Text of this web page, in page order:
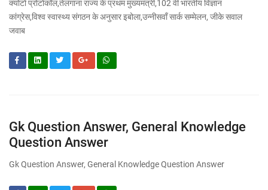
क्योटो प्रोटोकॉल,तेलंगाना राज्य के प्रथम मुख्यमंत्री,102 वी भारतीय विज्ञान
कांग्रेस,विश्व स्वास्थ्य संगठन के अनुसार इबोला,उन्नीसवाँ सार्क सम्मेलन, जीके सवाल
जवाब
Gk Question Answer, General Knowledge
Question Answer
Gk Question Answer, General Knowledge Question Answer